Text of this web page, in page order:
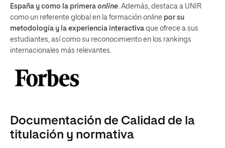
España y como la primera online. Además, destaca a UNIR
como un referente global en la formación online por su
metodología y la experiencia interactiva que ofrece a sus
estudiantes, así como su reconocimiento en los rankings
internacionales más relevantes.
Documentación de Calidad de la
titulación y normativa